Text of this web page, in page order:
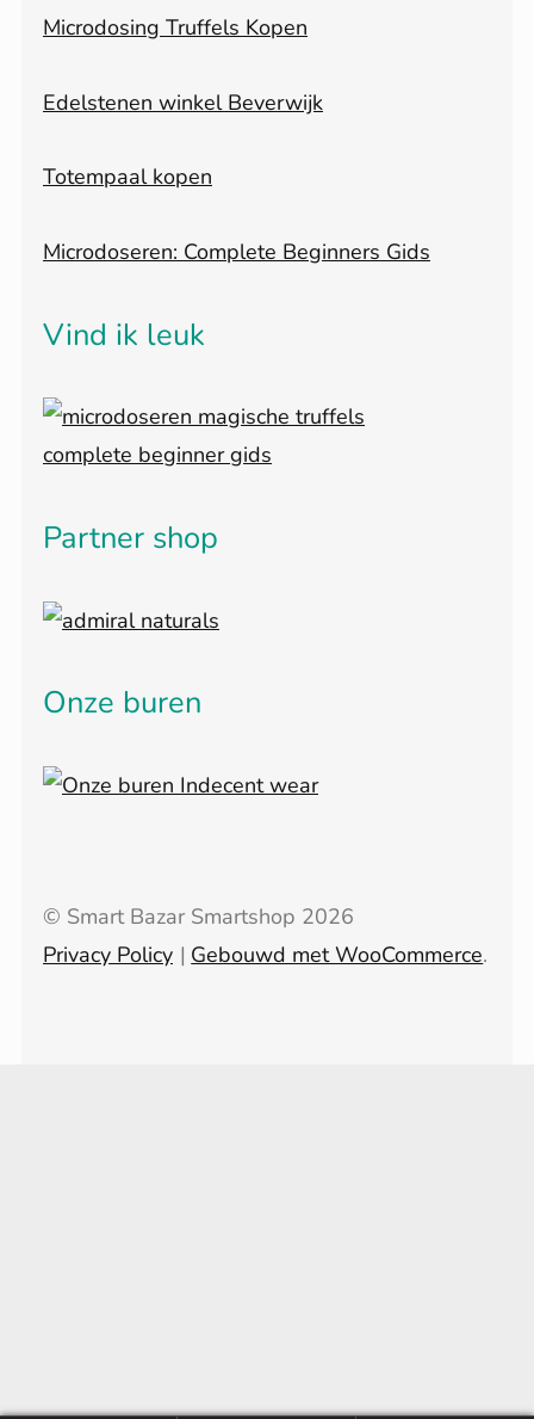
Microdosing Truffels Kopen
Edelstenen winkel Beverwijk
Totempaal kopen
Microdoseren: Complete Beginners Gids
Vind ik leuk
Partner shop
Onze buren
© Smart Bazar Smartshop 2026
Privacy Policy
Gebouwd met WooCommerce.